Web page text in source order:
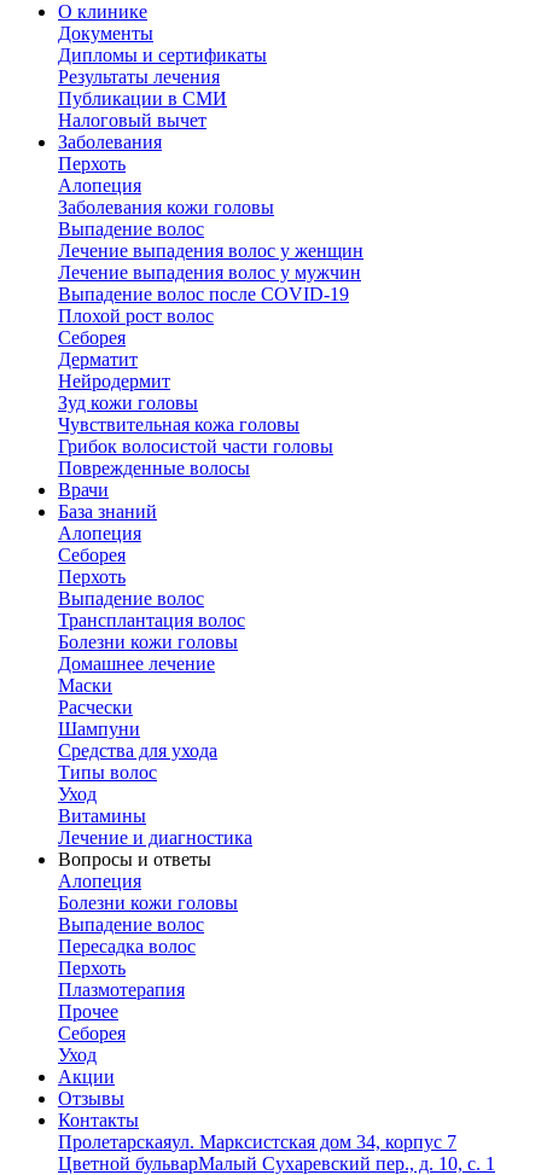
О клинике
Документы
Дипломы и сертификаты
Результаты лечения
Публикации в СМИ
Налоговый вычет
Заболевания
Перхоть
Алопеция
Заболевания кожи головы
Выпадение волос
Лечение выпадения волос у женщин
Лечение выпадения волос у мужчин
Выпадение волос после COVID-19
Плохой рост волос
Cеборея
Дерматит
Нейродермит
Зуд кожи головы
Чувствительная кожа головы
Грибок волосистой части головы
Поврежденные волосы
Врачи
База знаний
Алопеция
Себорея
Перхоть
Выпадение волос
Трансплантация волос
Болезни кожи головы
Домашнее лечение
Маски
Расчески
Шампуни
Средства для ухода
Типы волос
Уход
Витамины
Лечение и диагностика
Вопросы и ответы
Алопеция
Болезни кожи головы
Выпадение волос
Пересадка волос
Перхоть
Плазмотерапия
Прочее
Себорея
Уход
Акции
Отзывы
Контакты
Пролетарскаяул. Марксистская дом 34, корпус 7
Цветной бульварМалый Сухаревский пер., д. 10, с. 1